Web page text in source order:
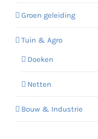
Groen geleiding
Tuin & Agro
Doeken
Netten
Bouw & Industrie